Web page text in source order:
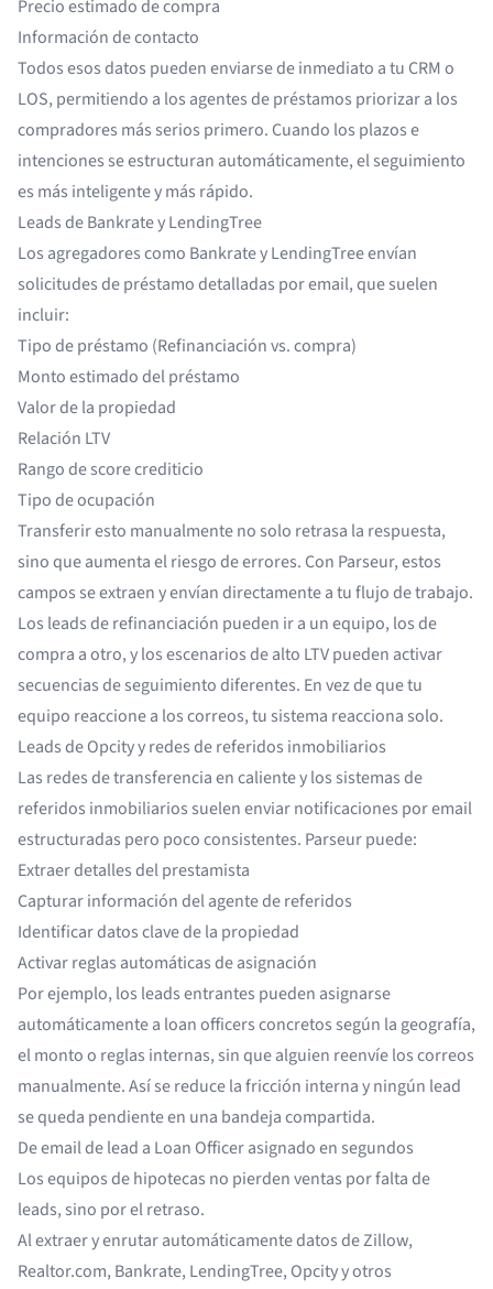
Precio estimado de compra
Información de contacto
Todos esos datos pueden enviarse de inmediato a tu CRM o
LOS, permitiendo a los agentes de préstamos priorizar a los
compradores más serios primero. Cuando los plazos e
intenciones se estructuran automáticamente, el seguimiento
es más inteligente y más rápido.
Leads de Bankrate y LendingTree
Los agregadores como Bankrate y LendingTree envían
solicitudes de préstamo detalladas por email, que suelen
incluir:
Tipo de préstamo (Refinanciación vs. compra)
Monto estimado del préstamo
Valor de la propiedad
Relación LTV
Rango de score crediticio
Tipo de ocupación
Transferir esto manualmente no solo retrasa la respuesta,
sino que aumenta el riesgo de errores. Con Parseur, estos
campos se extraen y envían directamente a tu flujo de trabajo.
Los leads de refinanciación pueden ir a un equipo, los de
compra a otro, y los escenarios de alto LTV pueden activar
secuencias de seguimiento diferentes. En vez de que tu
equipo reaccione a los correos, tu sistema reacciona solo.
Leads de Opcity y redes de referidos inmobiliarios
Las redes de transferencia en caliente y los sistemas de
referidos inmobiliarios suelen enviar notificaciones por email
estructuradas pero poco consistentes. Parseur puede:
Extraer detalles del prestamista
Capturar información del agente de referidos
Identificar datos clave de la propiedad
Activar reglas automáticas de asignación
Por ejemplo, los leads entrantes pueden asignarse
automáticamente a loan officers concretos según la geografía,
el monto o reglas internas, sin que alguien reenvíe los correos
manualmente. Así se reduce la fricción interna y ningún lead
se queda pendiente en una bandeja compartida.
De email de lead a Loan Officer asignado en segundos
Los equipos de hipotecas no pierden ventas por falta de
leads, sino por el retraso.
Al extraer y enrutar automáticamente datos de Zillow,
Realtor.com, Bankrate, LendingTree, Opcity y otros